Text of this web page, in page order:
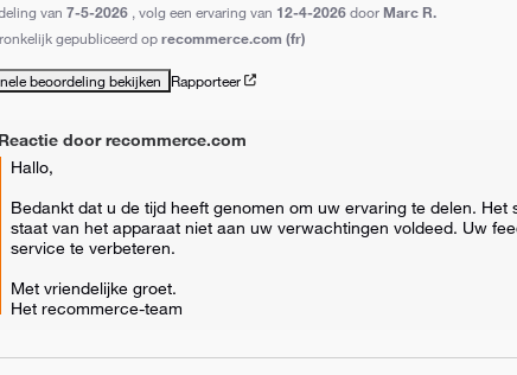
van7-5-2026 , volg een ervaring van 12-4-2026 door Marc R.
gepubliceerd oprecommerce.com (fr)
beoordeling bekijken Rapporteer
Reactie doorrecommerce.com
Hallo,
Bedankt dat u de tijd heeft genomen om uw ervaring te delen.
staat van het apparaat niet aan uw verwachtingen voldeed. Uw
service te verbeteren.
Met vriendelijke groet.
Het recommerce-team